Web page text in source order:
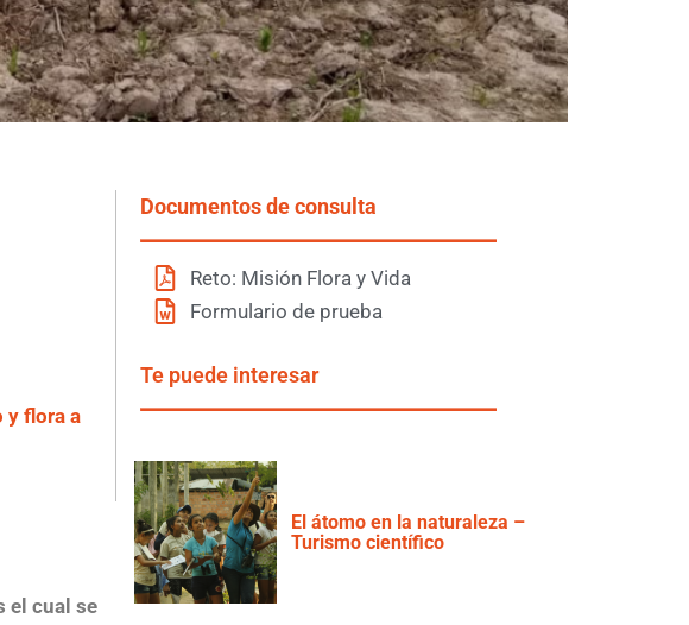
y flora a
el cual se
Documentos de consulta
Reto: Misión Flora y Vida
Formulario de prueba
Te puede interesar
El átomo en la naturaleza –
Turismo científico